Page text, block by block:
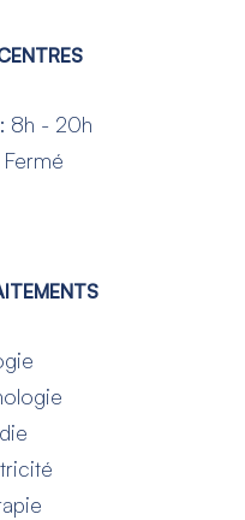
8h - 20h